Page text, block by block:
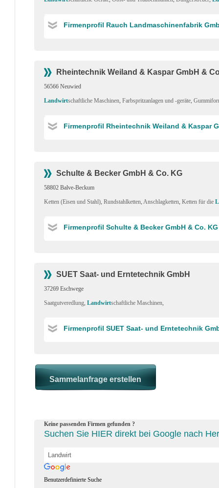
Firmenprofil Rauch Landmaschinenfabrik
Rheintechnik Weiland & Kaspar GmbH &
56566 Neuwied
Landwirtschaftliche Maschinen, Farbspritzanlagen und -geräte,
Firmenprofil Rheintechnik Weiland & Kaspar
Schulte & Becker GmbH & Co. KG
58802 Balve-Beckum
Ketten (Eisen und Stahl), Rundstahlketten, Anschlagketten, Ketten für die
Firmenprofil Schulte & Becker GmbH & Co.
SUET Saat- und Erntetechnik GmbH
37269 Eschwege
Saatgutveredlung, Landwirtschaftliche Maschinen,
Firmenprofil SUET Saat- und Erntetechnik
Keine passenden Firmen gefunden ?
Suchen Sie HIER direkt bei Google nach
Benutzerdefinierte Suche